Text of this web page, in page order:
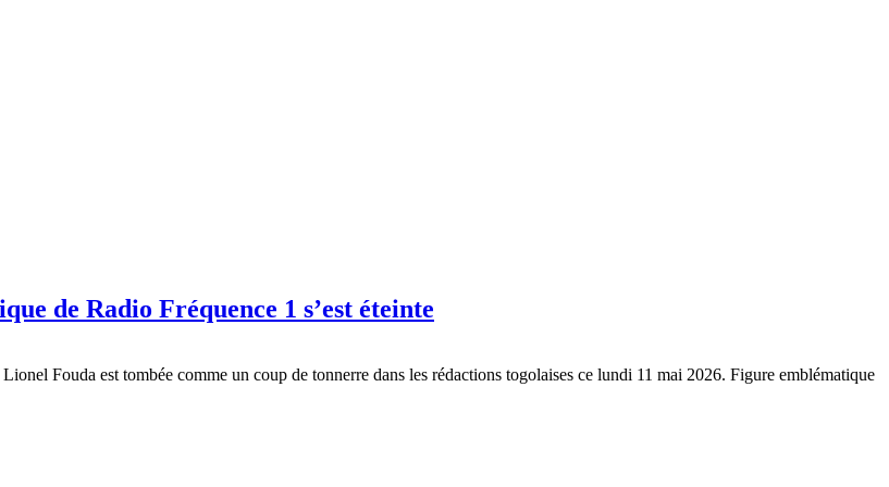
de Radio Fréquence 1 s’est éteinte
Fouda est tombée comme un coup de tonnerre dans les rédactions togolaises ce lundi 11 mai 2026. Figure emblématique